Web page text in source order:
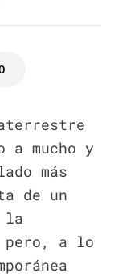
a mucho y
más
de un
la
pero, a lo